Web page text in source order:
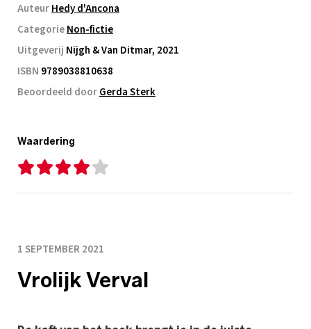
AuteurHedy d'Ancona
CategorieNon-fictie
Uitgeverij Nijgh & Van Ditmar, 2021
ISBN 9789038810638
Beoordeeld doorGerda Sterk
Waardering
1 SEPTEMBER 2021
Vrolijk Verval